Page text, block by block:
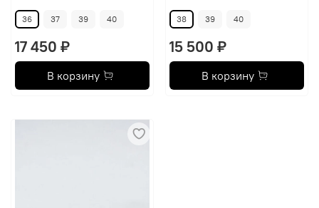
36 37 39 40
17 450 ₽
В корзину
38 39 40
15 500 ₽
В корзину